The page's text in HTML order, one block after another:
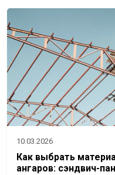
10.03.2026
Как выбрать
ангаров: сэндвич-